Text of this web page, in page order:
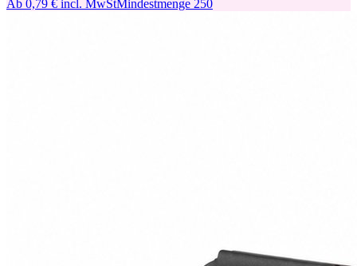
Ab 0,79 € incl. MwStMindestmenge 250